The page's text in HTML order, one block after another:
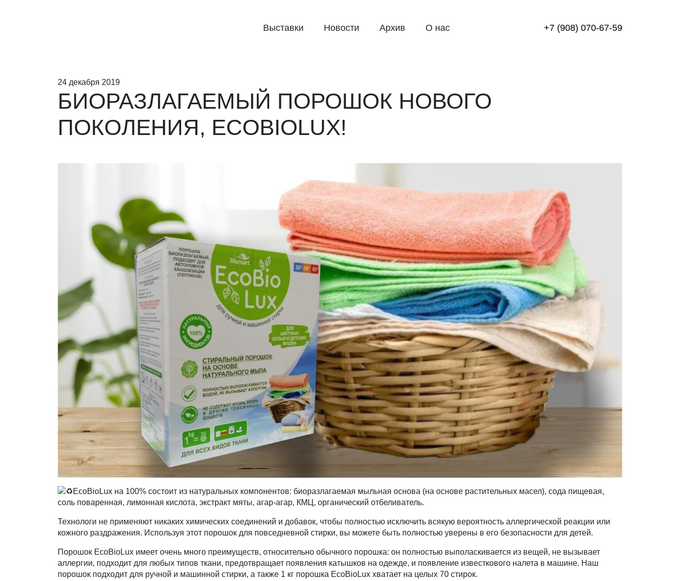
Выставки Новости Архив О нас +7 (908) 070-67-59
24 декабря 2019
БИОРАЗЛАГАЕМЫЙ ПОРОШОК НОВОГО
ПОКОЛЕНИЯ, ECOBIOLUX!
EcoBioLux на 100% состоит из натуральных компонентов: биоразлагаемая мыльная основа (на основе растительных масел), сода пищевая,
соль поваренная, лимонная кислота, экстракт мяты, агар-агар, КМЦ, органический отбеливатель.
Технологи не применяют никаких химических соединений и добавок, чтобы полностью исключить всякую вероятность аллергической реакции или
кожного раздражения. Используя этот порошок для повседневной стирки, вы можете быть полностью уверены в его безопасности для детей.
Порошок EcoBioLux имеет очень много преимуществ, относительно обычного порошка: он полностью выполаскивается из вещей, не вызывает
аллергии, подходит для любых типов ткани, предотвращает появления катышков на одежде, и появление известкового налета в машине. Наш
порошок подходит для ручной и машинной стирки, а также 1 кг порошка EcoBioLux хватает на целых 70 стирок.